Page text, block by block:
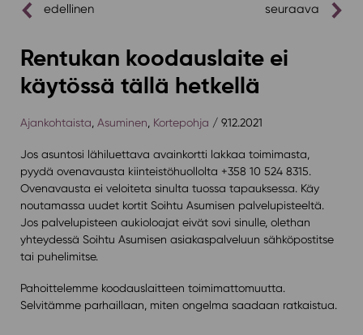
edellinen seuraava
Rentukan koodauslaite ei
käytössä tällä hetkellä
Ajankohtaista Asuminen Kortepohja / 9.12.2021
Jos asuntosi lähiluettava avainkortti lakkaa toimimasta,
pyydä ovenavausta kiinteistöhuollolta +358 10 524 8315.
Ovenavausta ei veloiteta sinulta tuossa tapauksessa. Käy
noutamassa uudet kortit Soihtu Asumisen palvelupisteeltä.
Jos palvelupisteen aukioloajat eivät sovi sinulle, olethan
yhteydessä Soihtu Asumisen asiakaspalveluun sähköpostitse
tai puhelimitse.
Pahoittelemme koodauslaitteen toimimattomuutta.
Selvitämme parhaillaan, miten ongelma saadaan ratkaistua.